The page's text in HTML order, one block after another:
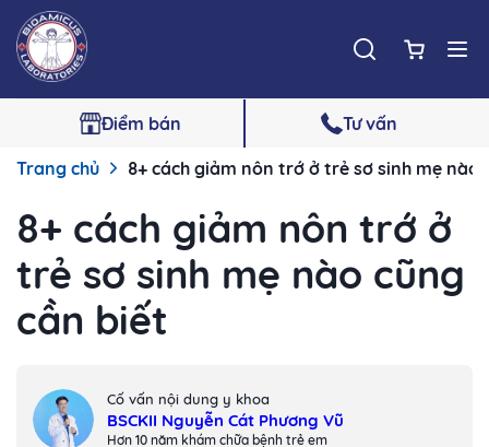
Điểm bán Tư vấn
Trang chủ 8+ cách giảm nôn trớ ở trẻ sơ sinh mẹ nào
8+ cách giảm nôn trớ ở
trẻ sơ sinh mẹ nào cũng
cần biết
Cố vấn nội dung y khoa
BSCKII Nguyễn Cát Phương Vũ
Hơn 10 năm khám chữa bệnh trẻ em